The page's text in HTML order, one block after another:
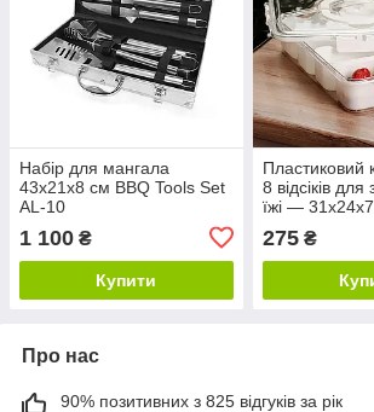
Набір для мангала
43х21х8 см BBQ Tools Set
AL-10
1 100 ₴
Купити
Пластиковий
8 відсіків для
їжі —
275₴
Про нас
90% позитивних з 825 відгуків за рік